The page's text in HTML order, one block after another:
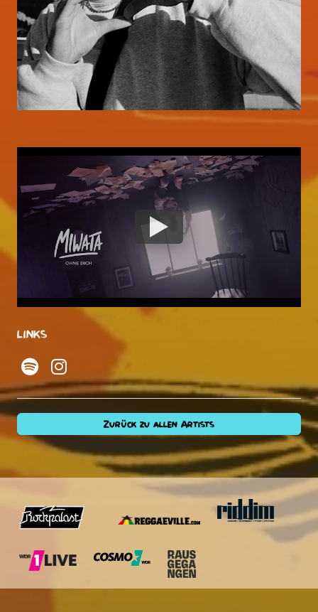
LINKS
Zurück zu allen Artists